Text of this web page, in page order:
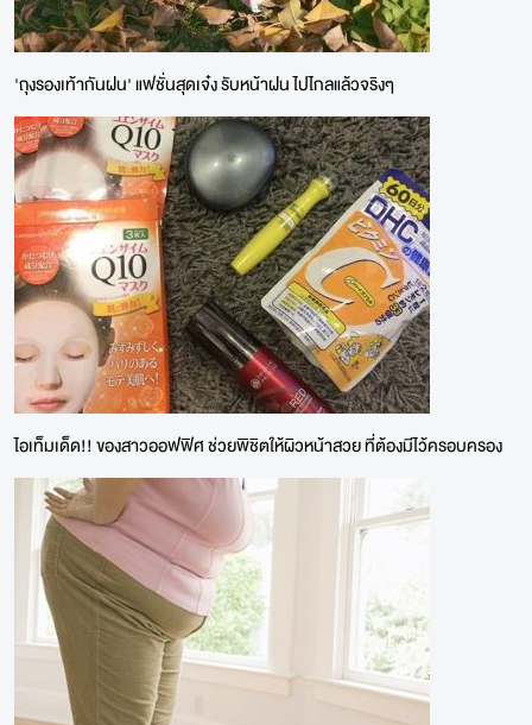
'ถุงรองเท้ากันฝน' แฟชั่นสุดเจ๋ง รับหน้าฝน ไปไกลแล้วจริงๆ
ไอเท็มเด็ด!! ของสาวออฟฟิศ ช่วยพิชิตให้ผิวหน้าสวย ที่ต้องมีไว้ครอบครอง